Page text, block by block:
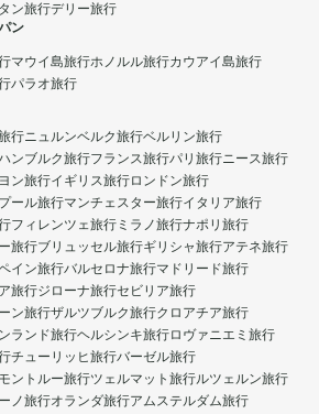
ン旅行デリー旅行
ン
マウイ島旅行ホノルル旅行カウアイ島旅行
パラオ旅行
行ニュルンベルク旅行ベルリン旅行
ンブルク旅行フランス旅行パリ旅行ニース旅行
ン旅行イギリス旅行ロンドン旅行
ール旅行マンチェスター旅行イタリア旅行
フィレンツェ旅行 ミラノ旅行ナポリ旅行
旅行ブリュッセル旅行ギリシャ旅行アテネ旅行
イン旅行バルセロナ旅行マドリード旅行
旅行ジローナ旅行セビリア旅行
ン旅行ザルツブルク旅行クロアチア旅行
ランド旅行ヘルシンキ旅行ロヴァニエミ旅行
チューリッヒ旅行バーゼル旅行
モントルー旅行ツェルマット旅行ルツェルン旅行
ノ旅行オランダ旅行アムステルダム旅行